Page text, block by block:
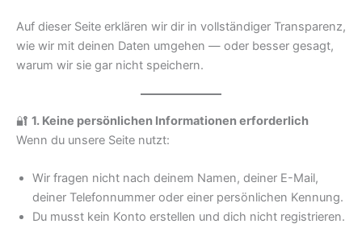
Auf dieser Seite erklären wir dir in vollständiger Transparenz,
wie wir mit deinen Daten umgehen — oder besser gesagt,
warum wir sie gar nicht speichern.
🔐 1. Keine persönlichen Informationen erforderlich
Wenn du unsere Seite nutzt:
Wir fragen nicht nach deinem Namen, deiner E-Mail,
deiner Telefonnummer oder einer persönlichen Kennung.
Du musst kein Konto erstellen und dich nicht registrieren.